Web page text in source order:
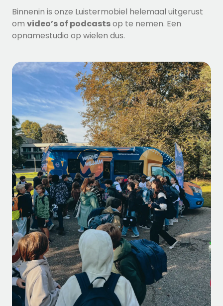
Binnenin is onze Luistermobiel helemaal uitgerust
om video’s of podcastsop te nemen. Een
opnamestudio op wielen dus.